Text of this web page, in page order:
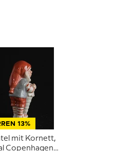
13%
mit Kornett,
Copenhagen